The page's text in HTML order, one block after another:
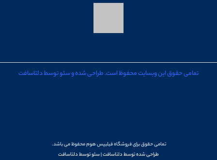
تمامی حقوق این وبسایت محفوظ است. طراحی شده و سئو توسط دلتاسافت
تمامی حقوق برای فروشگاه فیلیپس هوم محفوظ می باشد.
طراحی شده توسط دلتاسافت|سئو توسط دلتاسافت